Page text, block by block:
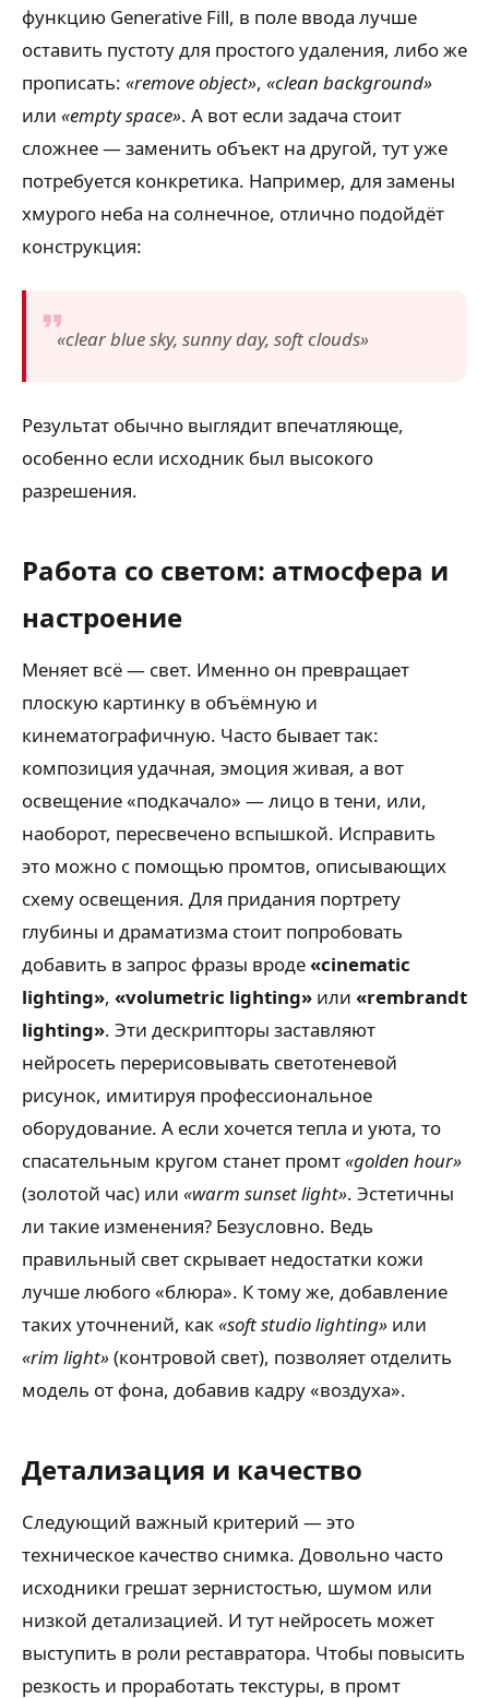
функцию Generative Fill, в поле ввода лучше
оставить пустоту для простого удаления, либо же
прописать: «remove object», «clean background»
или «empty space». А вот если задача стоит
сложнее — заменить объект на другой, тут уже
потребуется конкретика. Например, для замены
хмурого неба на солнечное, отлично подойдёт
конструкция:
«clear blue sky, sunny day, soft clouds»
Результат обычно выглядит впечатляюще,
особенно если исходник был высокого
разрешения.
Работа со светом: атмосфера и
настроение
Меняет всё — свет. Именно он превращает
плоскую картинку в объёмную и
кинематографичную. Часто бывает так:
композиция удачная, эмоция живая, а вот
освещение «подкачало» — лицо в тени, или,
наоборот, пересвечено вспышкой. Исправить
это можно с помощью промтов, описывающих
схему освещения. Для придания портрету
глубины и драматизма стоит попробовать
добавить в запрос фразы вроде«cinematic
lighting», «volumetric lighting» или «rembrandt
lighting». Эти дескрипторы заставляют
нейросеть перерисовывать светотеневой
рисунок, имитируя профессиональное
оборудование. А если хочется тепла и уюта, то
спасательным кругом станет промт«golden hour»
(золотой час) или «warm sunset light». Эстетичны
ли такие изменения? Безусловно. Ведь
правильный свет скрывает недостатки кожи
лучше любого «блюра». К тому же, добавление
таких уточнений, как«soft studio lighting» или
«rim light»(контровой свет), позволяет отделить
модель от фона, добавив кадру «воздуха».
Детализация и качество
Следующий важный критерий — это
техническое качество снимка. Довольно часто
исходники грешат зернистостью, шумом или
низкой детализацией. И тут нейросеть может
выступить в роли реставратора. Чтобы повысить
резкость и проработать текстуры, в промт